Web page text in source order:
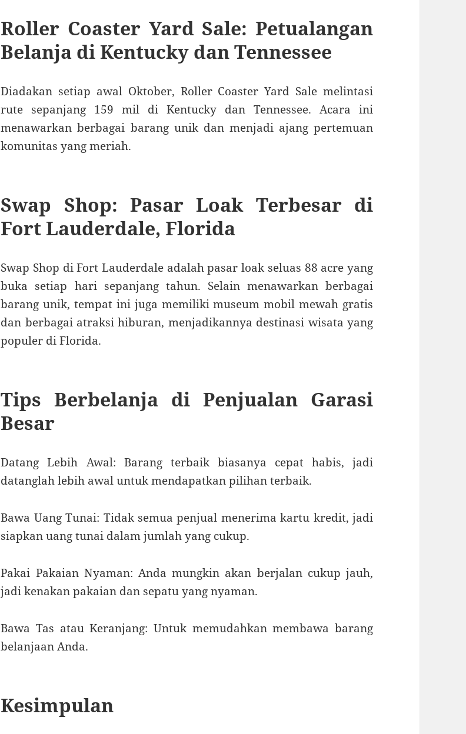
Roller Coaster Yard Sale: Petualangan
Belanja di Kentucky dan Tennessee
Diadakan setiap awal Oktober, Roller Coaster Yard Sale melintasi
rute sepanjang 159 mil di Kentucky dan Tennessee. Acara ini
menawarkan berbagai barang unik dan menjadi ajang pertemuan
komunitas yang meriah.
Swap Shop: Pasar Loak Terbesar di
Fort Lauderdale, Florida
Swap Shop di Fort Lauderdale adalah pasar loak seluas 88 acre yang
buka setiap hari sepanjang tahun. Selain menawarkan berbagai
barang unik, tempat ini juga memiliki museum mobil mewah gratis
dan berbagai atraksi hiburan, menjadikannya destinasi wisata yang
populer di Florida.
Tips Berbelanja di Penjualan Garasi
Besar
Datang Lebih Awal: Barang terbaik biasanya cepat habis, jadi
datanglah lebih awal untuk mendapatkan pilihan terbaik.
Bawa Uang Tunai: Tidak semua penjual menerima kartu kredit, jadi
siapkan uang tunai dalam jumlah yang cukup.
Pakai Pakaian Nyaman: Anda mungkin akan berjalan cukup jauh,
jadi kenakan pakaian dan sepatu yang nyaman.
Bawa Tas atau Keranjang: Untuk memudahkan membawa barang
belanjaan Anda.
Kesimpulan